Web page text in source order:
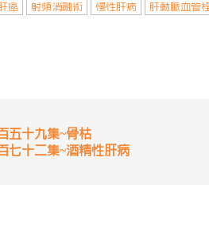
癌 射頻消融術 慢性肝病
肝動脈血管
五十九集~骨枯
七十二集~酒精性肝病